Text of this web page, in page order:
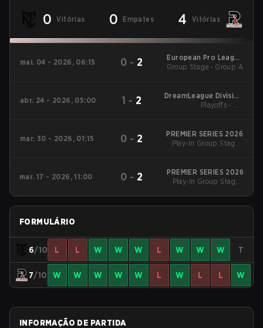
0 Vitórias 0 Empates 4 Vitórias
mai. 04 - 2026, 06:15 0 - 2
European Pro League
Season 37 2026
Group Stage - Group A
abr. 24 - 2026, 05:00 1 - 2
DreamLeague Division
Playoffs - UB
mar. 30 - 2026, 01:15 0 - 2
PREMIER SERIES 2026
Play-In Group Stage -
mar. 17 - 2026, 11:00 0 - 2
PREMIER SERIES 2026
Play-In Group Stage -
FORMULÁRIO
6/10 L L W W W L W W W T
7/10 W W W W W L W L L W
INFORMAÇÃO DE PARTIDA